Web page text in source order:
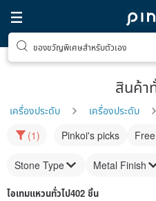
ของขวัญพิเศษสำหรับตัวเอง
สินค้า
เครื่องประดับ เครื่องประดับ
(1)
Pinkoi's picks
Stone Type Metal Finish
ไอเทมแหวนทั่วไป402 ชิ้น